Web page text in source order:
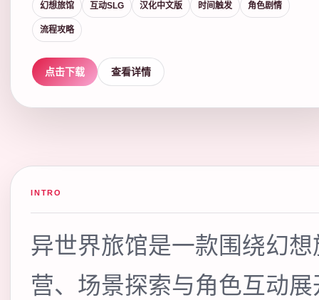
幻想旅馆 互动SLG 汉化中文版 时间触发 角色剧情
流程攻略
点击下载 查看详情
INTRO
异世界旅馆是一款围绕幻
营、场景探索与角色互动